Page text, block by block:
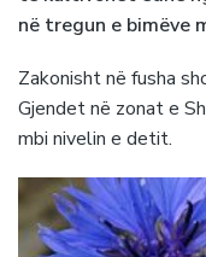
në tregun e bimëve
Zakonisht në fusha
Gjendet në zonat e
mbi nivelin e detit.